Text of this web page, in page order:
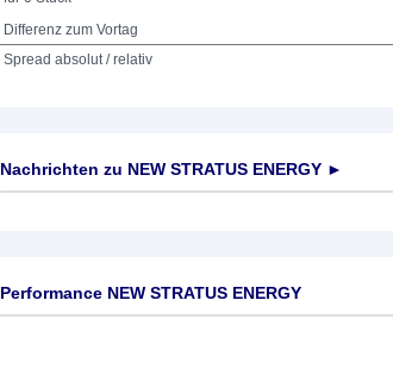
Differenz zum Vortag
Spread absolut / relativ
Nachrichten zu NEW STRATUS ENERGY ►
Performance NEW STRATUS ENERGY